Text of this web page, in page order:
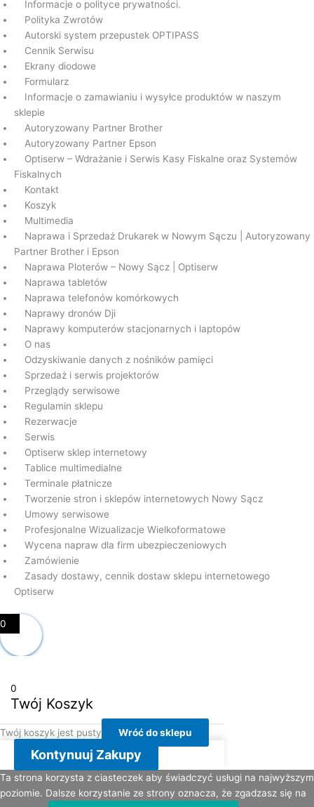
Informacje o polityce prywatności.
Polityka Zwrotów
Autorski system przepustek OPTIPASS
Cennik Serwisu
Ekrany diodowe
Formularz
Informacje o zamawianiu i wysyłce produktów w naszym
sklepie
Autoryzowany Partner Brother
Autoryzowany Partner Epson
Optiserw – Wdrażanie i Serwis Kasy Fiskalne oraz Systemów
Fiskalnych
Kontakt
Koszyk
Multimedia
Naprawa i Sprzedaż Drukarek w Nowym Sączu | Autoryzowany
Partner Brother i Epson
Naprawa Ploterów – Nowy Sącz | Optiserw
Naprawa tabletów
Naprawa telefonów komórkowych
Naprawy dronów Dji
Naprawy komputerów stacjonarnych i laptopów
O nas
Odzyskiwanie danych z nośników pamięci
Sprzedaż i serwis projektorów
Przeglądy serwisowe
Regulamin sklepu
Rezerwacje
Serwis
Optiserw sklep internetowy
Tablice multimedialne
Terminale płatnicze
Tworzenie stron i sklepów internetowych Nowy Sącz
Umowy serwisowe
Profesjonalne Wizualizacje Wielkoformatowe
Wycena napraw dla firm ubezpieczeniowych
Zamówienie
Zasady dostawy, cennik dostaw sklepu internetowego
Optiserw
0
0
Twój Koszyk
Twój koszyk jest pusty Wróć do sklepu
Kontynuuj Zakupy
Ta strona korzysta z ciasteczek aby świadczyć usługi na najwyższym
poziomie. Dalsze korzystanie ze strony oznacza, że zgadzasz się na